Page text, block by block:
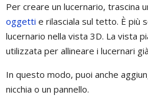
Per creare un lucernario, trascina
oggetti e rilasciala sul tetto. È più
lucernario nella vista 3D. La vista
utilizzata per allineare i lucernari
In questo modo, puoi anche
nicchia o un pannello.